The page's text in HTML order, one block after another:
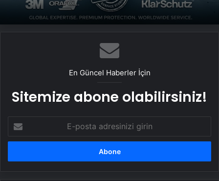
En Güncel Haberler İçin
Sitemize abone olabilirsiniz!
posta
adresinizi